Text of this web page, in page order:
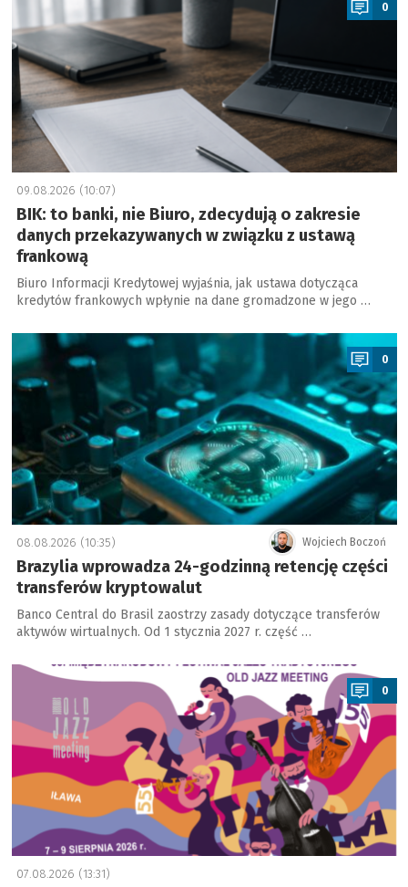
0
09.08.2026 (10:07)
BIK: to banki, nie Biuro, zdecydują o zakresie
danych przekazywanych w związku z ustawą
frankową
Biuro Informacji Kredytowej wyjaśnia, jak ustawa dotycząca
kredytów frankowych wpłynie na dane gromadzone w jego …
a
0
Wojciech Boczoń
08.08.2026 (10:35)
Brazylia wprowadza 24-godzinną retencję części
transferów kryptowalut
Banco Central do Brasil zaostrzy zasady dotyczące transferów
aktywów wirtualnych. Od 1 stycznia 2027 r. część …
a
0
07.08.2026 (13:31)